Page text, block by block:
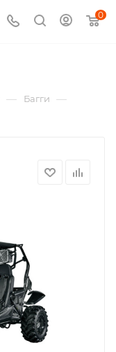
0
— Багги —